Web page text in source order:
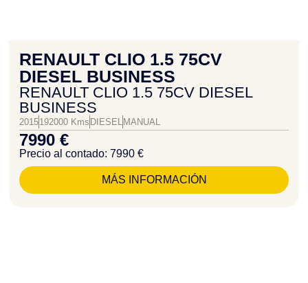
RENAULT CLIO 1.5 75CV
DIESEL BUSINESS
RENAULT CLIO 1.5 75CV DIESEL
BUSINESS
2015192000 Kms DIESEL MANUAL
7990 €
Precio al contado: 7990 €
MÁS INFORMACIÓN